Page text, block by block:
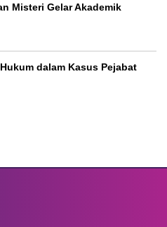
Misteri Gelar Akademik
dalam Kasus Pejabat